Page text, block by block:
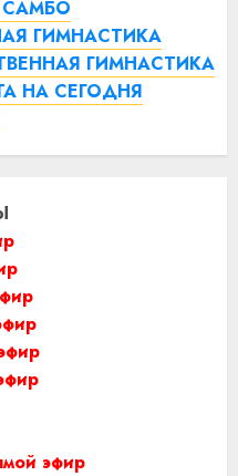
ГИМНАСТИКА
ГИМНАСТИКА
НА СЕГОДНЯ
эфир